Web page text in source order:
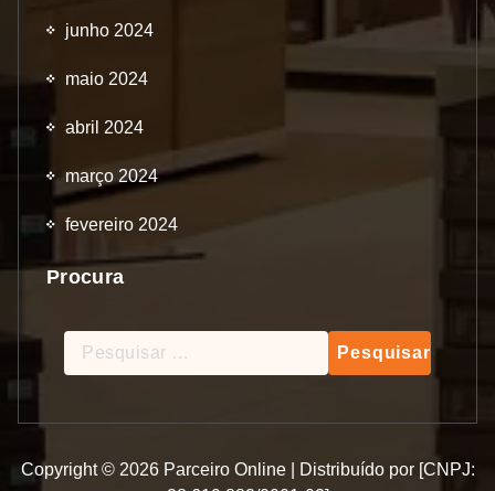
junho 2024
maio 2024
abril 2024
março 2024
fevereiro 2024
Procura
Pesquisar
por:
Copyright © 2026 Parceiro Online | Distribuído por [CNPJ: